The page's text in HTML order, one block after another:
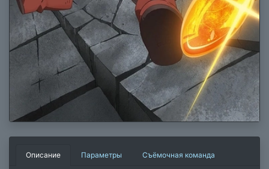
Описание Параметры Съёмочная команда